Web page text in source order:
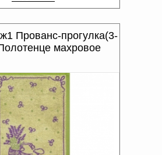
Прованс-прогулка(3-
махровое